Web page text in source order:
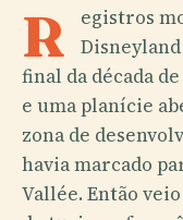
R
egistros
final da década
e uma planície
zona de
havia marcado
Vallée. Então